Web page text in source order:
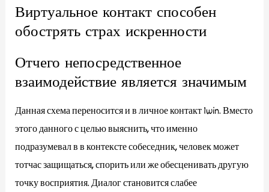
Виртуальное контакт способен
обострять страх искренности
Отчего непосредственное
взаимодействие является значимым
Данная схема переносится и в личное контакт 1win. Вместо
этого данного с целью выяснить, что именно
подразумевал в в контексте собеседник, человек может
тотчас защищаться, спорить или же обесценивать другую
точку восприятия. Диалог становится слабее